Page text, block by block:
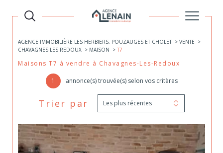
AGENCE IMMOBILIÈRE LES HERBIERS, POUZAUGES ET CHOLET
VENTE
CHAVAGNES LES REDOUX
MAISON T7
Maisons T7 à vendre à Chavagnes-Les-Redoux
1 annonce(s) trouvée(s) selon vos critères
Trier par Les plus récentes